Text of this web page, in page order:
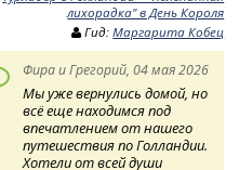
лихорадка" в День Короля
Гид:Маргарита Кобец
Фира и Грегорий, 04 мая 2026
Мы уже вернулись домой, но
всё еще находимся под
впечатлением от нашего
путешествия по Голландии.
Хотели от всей души